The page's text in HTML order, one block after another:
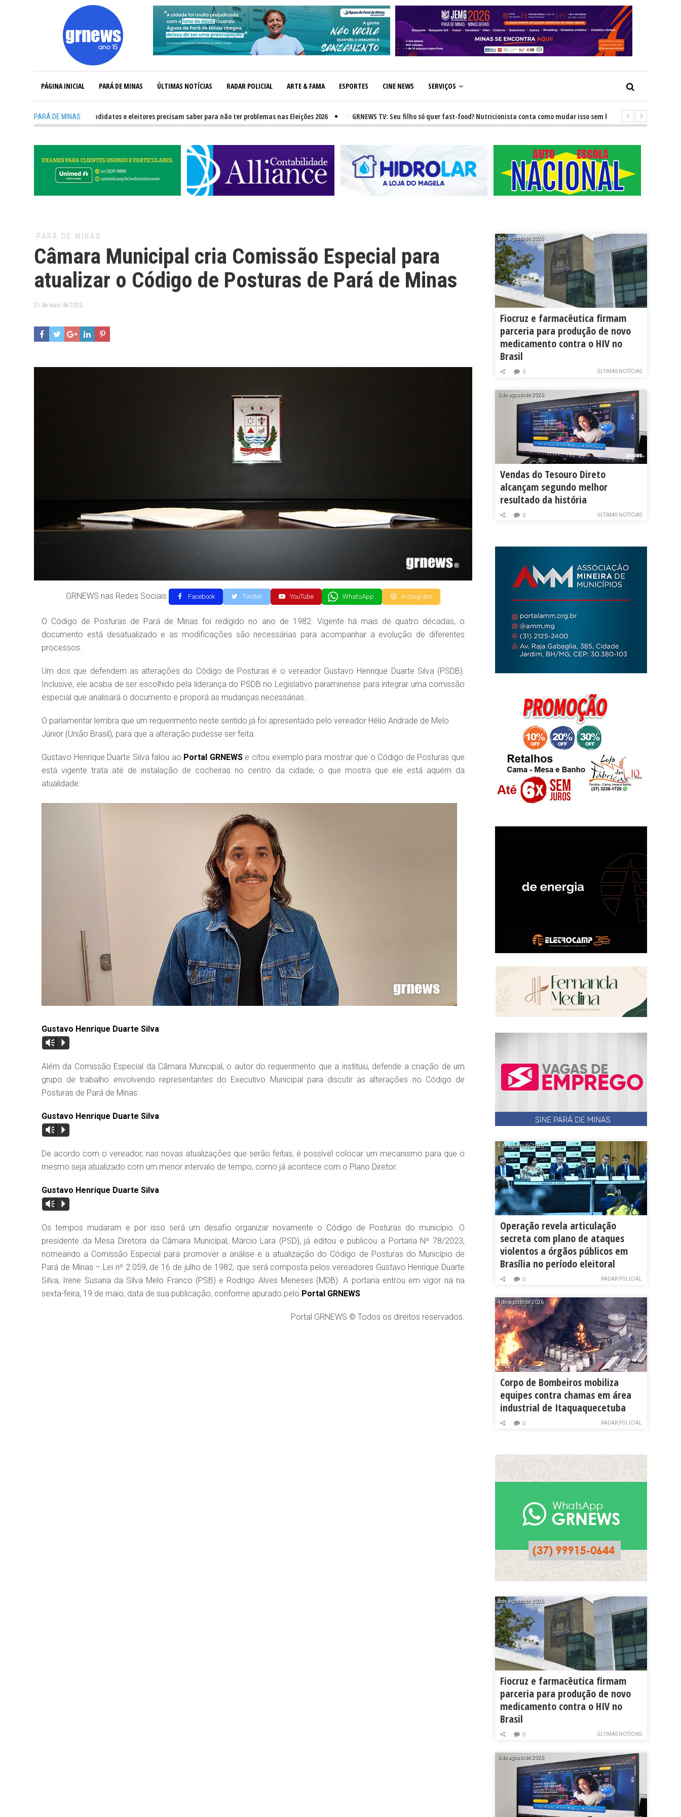
PÁGINA INICIAL PARÁ DE MINAS ÚLTIMAS NOTÍCIAS RADAR POLICIAL ARTE & FAMA ESPORTES CINE NEWS SERVIÇOS
PARÁ DE MINAS
GRNEWS TV: O que candidatos e eleitores precisam saber para não ter problemas nas Eleições 2026 - GRNEWS TV: Seu filho só quer fast-food? Nutricionista conta como mudar isso sem brigas GRNEWS TV:
PARÁ DE MINAS
Câmara Municipal cria Comissão Especial para
atualizar o Código de Posturas de Pará de Minas
21 de maio de 2023
GRNEWS nas Redes Sociais Facebook Twitter YouTube WhatsApp Instagram
O Código de Posturas de Pará de Minas foi redigido no ano de 1982. Vigente há mais de quatro décadas, o
documento está desatualizado e as modificações são necessárias para acompanhar a evolução de diferentes
processos.
Um dos que defendem as alterações do Código de Posturas é o vereador Gustavo Henrique Duarte Silva (PSDB).
Inclusive, ele acaba de ser escolhido pela liderança do PSDB no Legislativo paraminense para integrar uma comissão
especial que analisará o documento e proporá as mudanças necessárias.
O parlamentar lembra que um requerimento neste sentido já foi apresentado pelo vereador Hélio Andrade de Melo
Júnior (União Brasil), para que a alteração pudesse ser feita.
Gustavo Henrique Duarte Silva falou ao Portal GRNEWSe citou exemplo para mostrar que o Código de Posturas que
está vigente trata até de instalação de cocheiras no centro da cidade, o que mostra que ele está aquém da
atualidade:
Gustavo Henrique Duarte Silva
Vm P
Além da Comissão Especial da Câmara Municipal, o autor do requerimento que a instituiu, defende a criação de um
grupo de trabalho envolvendo representantes do Executivo Municipal para discutir as alterações no Código de
Posturas de Pará de Minas:
Gustavo Henrique Duarte Silva
Vm P
De acordo com o vereador, nas novas atualizações que serão feitas, é possível colocar um mecanismo para que o
mesmo seja atualizado com um menor intervalo de tempo, como já acontece com o Plano Diretor:
Gustavo Henrique Duarte Silva
Vm P
Os tempos mudaram e por isso será um desafio organizar novamente o Código de Posturas do município. O
presidente da Mesa Diretora da Câmara Municipal, Márcio Lara (PSD), já editou e publicou a Portaria Nº 78/2023,
nomeando a Comissão Especial para promover a análise e a atualização do Código de Posturas do Município de
Pará de Minas – Lei nº 2.059, de 16 de julho de 1982, que será composta pelos vereadores Gustavo Henrique Duarte
Silva, Irene Susana da Silva Melo Franco (PSB) e Rodrigo Alves Meneses (MDB). A portaria entrou em vigor na na
sexta-feira, 19 de maio, data de sua publicação, conforme apurado pelo Portal GRNEWS.
Portal GRNEWS © Todos os direitos reservados.
6 de agosto de 2026
Fiocruz e farmacêutica firmam
parceria para produção de novo
medicamento contra o HIV no
Brasil
ÚLTIMAS NOTÍCIAS
0
6 de agosto de 2026
Vendas do Tesouro Direto
alcançam segundo melhor
resultado da história
ÚLTIMAS NOTÍCIAS
0
4 de agosto de 2026
Operação revela articulação
secreta com plano de ataques
violentos a órgãos públicos em
Brasília no período eleitoral
RADAR POLICIAL
0
4 de agosto de 2026
Corpo de Bombeiros mobiliza
equipes contra chamas em área
industrial de Itaquaquecetuba
RADAR POLICIAL
0
6 de agosto de 2026
Fiocruz e farmacêutica firmam
parceria para produção de novo
medicamento contra o HIV no
Brasil
ÚLTIMAS NOTÍCIAS
0
6 de agosto de 2026